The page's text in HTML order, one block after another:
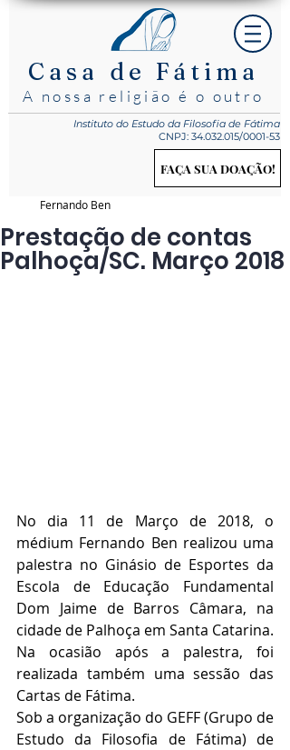
Casa de Fátima
A nossa religião é o outro
Instituto do Estudo da Filosofia de Fátima
CNPJ: 34.032.015/0001-53
FAÇA SUA DOAÇÃO!
Prestação de contas
Palhoça/SC. Março 2018
Fernando Ben
No dia 11 de Março de 2018, o
médium Fernando Ben realizou uma
palestra no Ginásio de Esportes da
Escola de Educação Fundamental
Dom Jaime de Barros Câmara, na
cidade de Palhoça em Santa Catarina.
Na ocasião após a palestra, foi
realizada também uma sessão das
Cartas de Fátima.
Sob a organização do GEFF (Grupo de
Estudo da Filosofia de Fátima) de